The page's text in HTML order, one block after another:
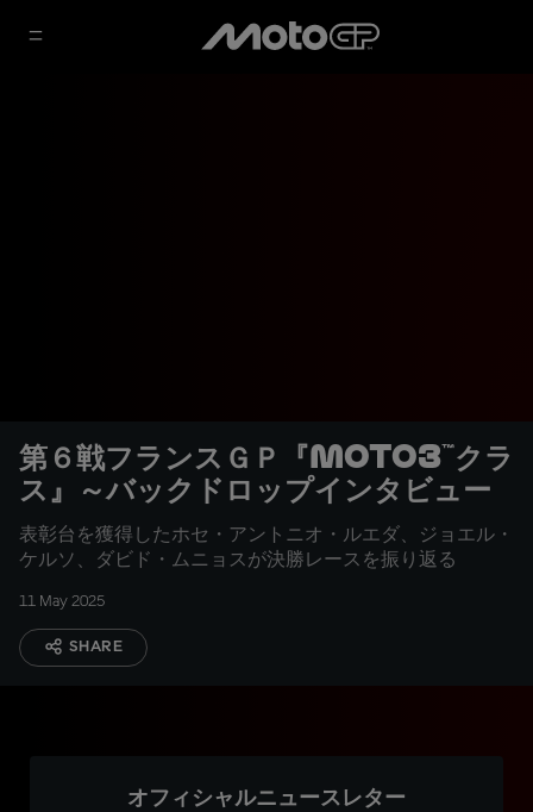
第６戦フランスＧＰ『Moto3™クラ
ス』～バックドロップインタビュー
表彰台を獲得したホセ・アントニオ・ルエダ、ジョエル・
ケルソ、ダビド・ムニョスが決勝レースを振り返る
11 May 2025
SHARE
オフィシャルニュースレター